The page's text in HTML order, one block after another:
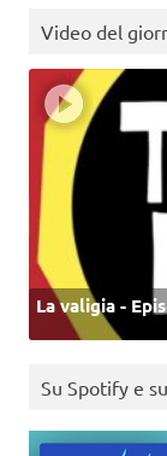
Video del
La valigia -
Su Spotify e